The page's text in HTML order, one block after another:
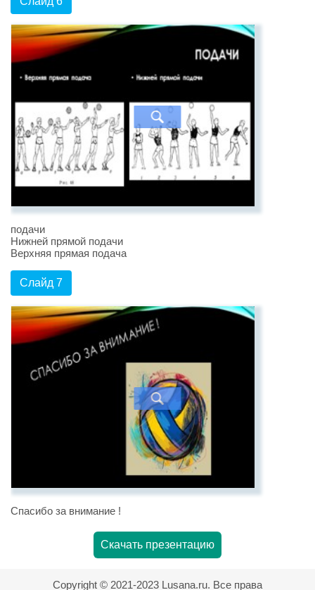
подачи
Нижней прямой подачи
Верхняя прямая подача
Слайд 7
Спасибо за внимание !
Скачать презентацию
Copyright © 2021-2023 Lusana.ru. Все права